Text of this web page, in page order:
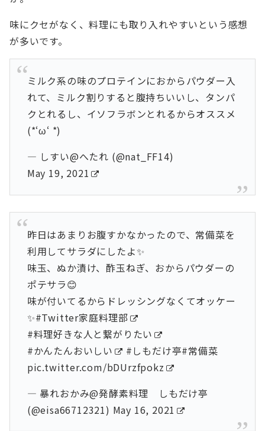
味にクセがなく、料理にも取り入れやすいという感想
が多いです。
ミルク系の味のプロテインにおからパウダー入
れて、ミルク割りすると腹持ちいいし、タンパ
クとれるし、イソフラボンとれるからオススメ
(*‘ω‘ *)
— しすい@へたれ (@nat_FF14)
May 19, 2021
昨日はあまりお腹すかなかったので、常備菜を
利用してサラダにしたよ✨
味玉、ぬか漬け、酢玉ねぎ、おからパウダーの
ポテサラ😊
味が付いてるからドレッシングなくてオッケー
✨#Twitter家庭料理部
#料理好きな人と繋がりたい
#かんたんおいしい
#しもだけ亭#常備菜
pic.twitter.com/bDUrzfpokz
— 暴れおかみ@発酵素料理 しもだけ亭
(@eisa66712321) May 16, 2021